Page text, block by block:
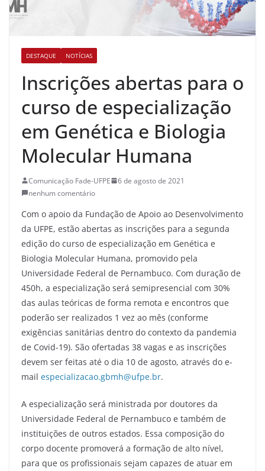
DESTAQUE NOTÍCIAS
Inscrições abertas para o
curso de especialização
em Genética e Biologia
Molecular Humana
Comunicação Fade-UFPE
6 de agosto de 2021
nenhum comentário
Com o apoio da Fundação de Apoio ao Desenvolvimento
da UFPE, estão abertas as inscrições para a segunda
edição do curso de especialização em Genética e
Biologia Molecular Humana, promovido pela
Universidade Federal de Pernambuco. Com duração de
450h, a especialização será semipresencial com 30%
das aulas teóricas de forma remota e encontros que
poderão ser realizados 1 vez ao mês (conforme
exigências sanitárias dentro do contexto da pandemia
de Covid-19). São ofertadas 38 vagas e as inscrições
devem ser feitas até o dia 10 de agosto, através do e-
mail especializacao.gbmh@ufpe.br.
A especialização será ministrada por doutores da
Universidade Federal de Pernambuco e também de
instituições de outros estados. Essa composição do
corpo docente promoverá a formação de alto nível,
para que os profissionais sejam capazes de atuar em